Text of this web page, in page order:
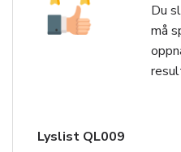
Du
må
Lyslist QL009